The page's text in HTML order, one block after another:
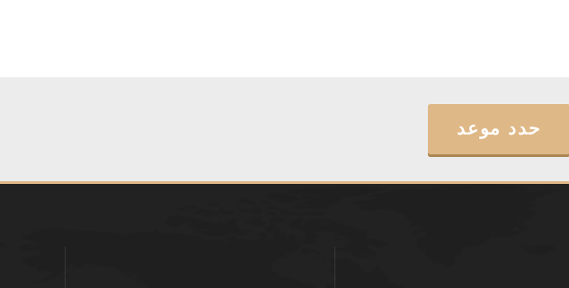
حدد موعد